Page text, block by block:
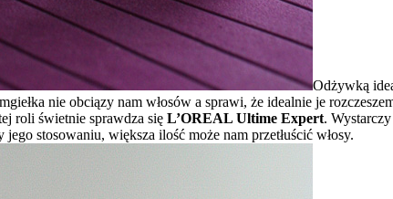
Odżywką
nie obciązy nam włosów a sprawi, że idealnie je
roli świetnie sprawdza się L’OREAL Ultime Expert.
stosowaniu, większa ilość może nam przetłuścić włosy.